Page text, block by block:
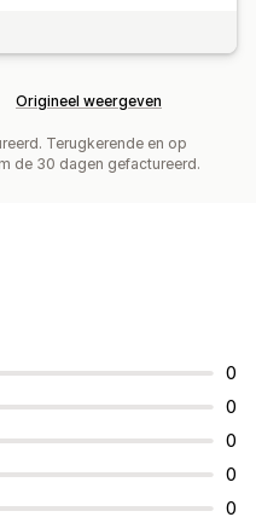
Origineel weergeven
Terugkerende en op
de 30 dagen gefactureerd.
0
0
0
0
0